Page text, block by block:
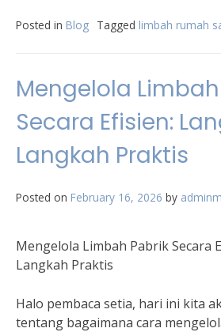
Posted in Blog Tagged limbah rumah
Mengelola
Secara Efisien:
Langkah Praktis
Posted on February 16, 2026 by
Mengelola Limbah Pabrik Secara
Langkah Praktis
Halo pembaca setia, hari ini kita
tentang bagaimana cara